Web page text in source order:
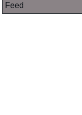
Feed